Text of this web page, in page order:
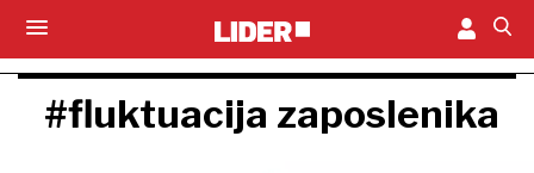
#fluktuacija zaposlenika